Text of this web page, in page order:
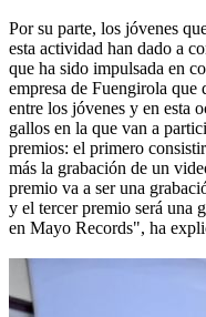
Por su parte, los jóvenes
esta actividad han dado a
que ha sido impulsada en
empresa de Fuengirola que
entre los jóvenes y en esta
gallos en la que van a
premios: el primero
más la grabación de un
premio va a ser una
y el tercer premio será una
en Mayo Records", ha